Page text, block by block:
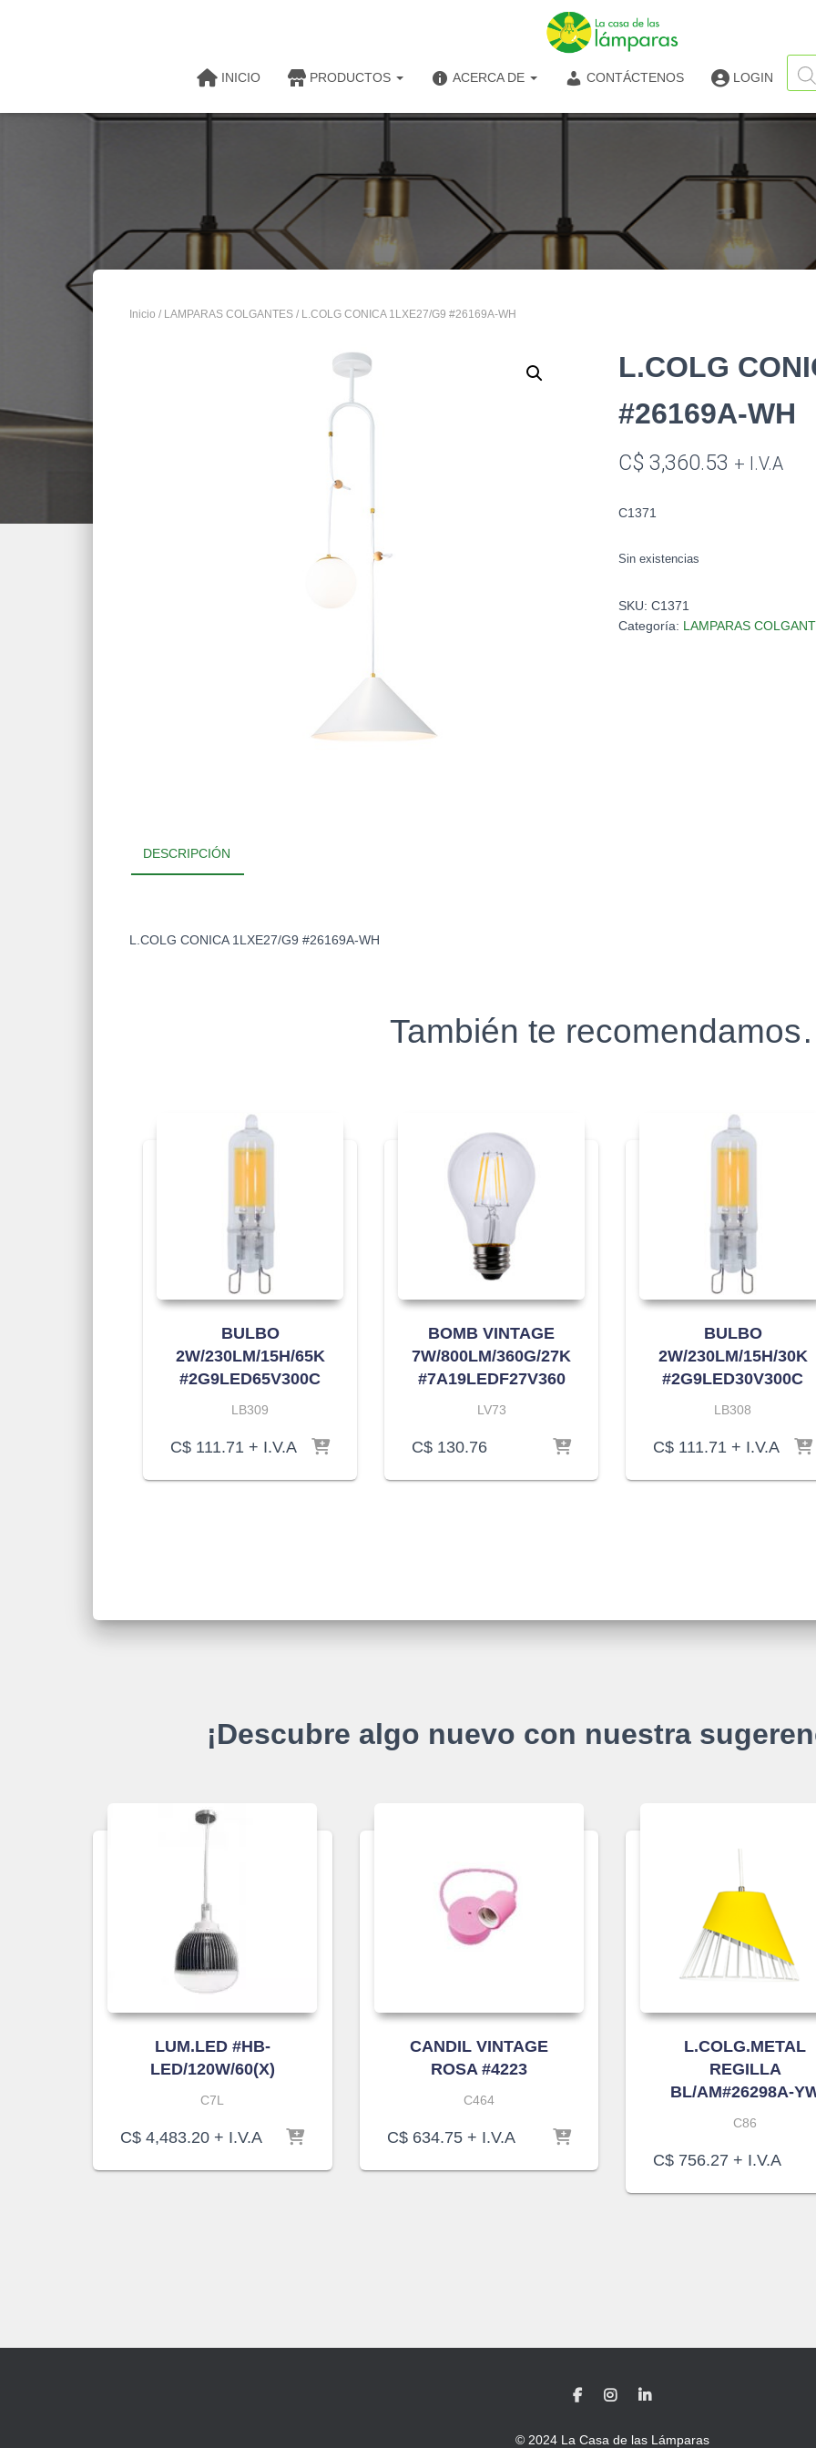
INICIO PRODUCTOS ACERCA DE CONTÁCTENOS LOGIN
de
Inicio / LAMPARAS COLGANTES / L.COLG CONICA 1LXE27/G9 #26169A-WH
L.COLG
#26169A-WH
C$ 3,360.53 + I.V.A
C1371
Sin existencias
SKU: C1371
Categoría: LAMPARAS
DESCRIPCIÓN
L.COLG CONICA 1LXE27/G9 #26169A-WH
También te
BULBO
2W/230LM/15H/65K
#2G9LED65V300C
LB309
C$ 111.71 + I.V.A
BOMB VINTAGE
7W/800LM/360G/27K
#7A19LEDF27V360
LV73
C$ 130.76
BULBO
2W/230LM/15H/30K
#2G9LED30V300C
LB308
C$ 111.71 + I.V.A
¡Descubre algo nuevo con nuestra
LUM.LED #HB-
LED/120W/60(X)
C7L
C$ 4,483.20 + I.V.A
CANDIL VINTAGE
ROSA #4223
C464
C$634.75+ I.V.A
L.COLG.METAL
REGILLA
BL/AM#26298A-
C86
C$ 756.27 + I.V.A
© 2024 La Casa de las Lámparas